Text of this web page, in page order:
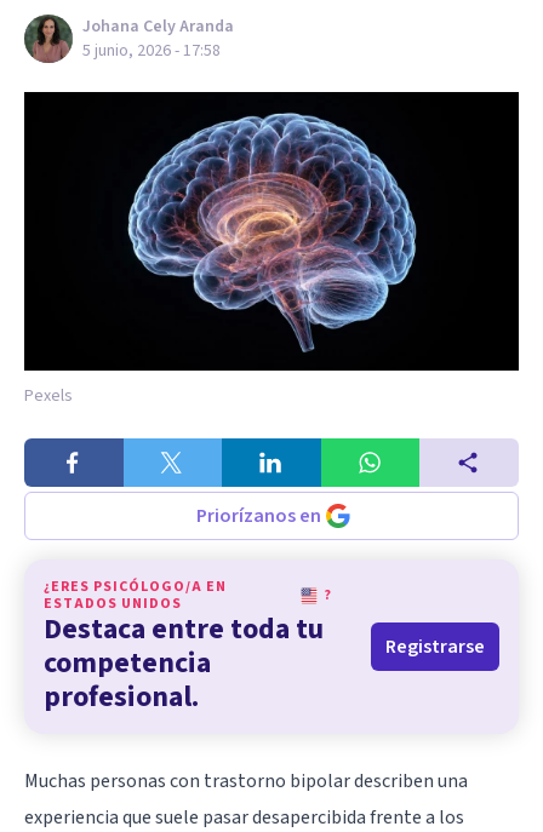
Johana Cely Aranda
5 junio, 2026 - 17:58
Pexels
Priorízanos en
¿ERES PSICÓLOGO/A EN
ESTADOS UNIDOS
?
Destaca entre toda tu
competencia
profesional.
Registrarse
Muchas personas con trastorno bipolardescriben una
experiencia que suele pasar desapercibida frente a los